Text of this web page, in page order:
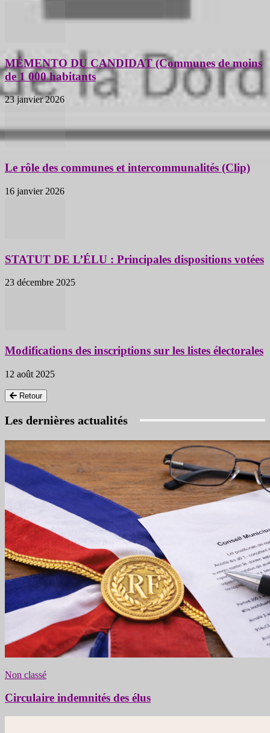
MÉMENTO DU CANDIDAT (Communes de moins
de 1 000 habitants
23 janvier 2026
Le rôle des communes et intercommunalités (Clip)
16 janvier 2026
STATUT DE L’ÉLU : Principales dispositions votées
23 décembre 2025
Modifications des inscriptions sur les listes électorales
12 août 2025
Retour
Les dernières actualités
Non classé
Circulaire indemnités des élus